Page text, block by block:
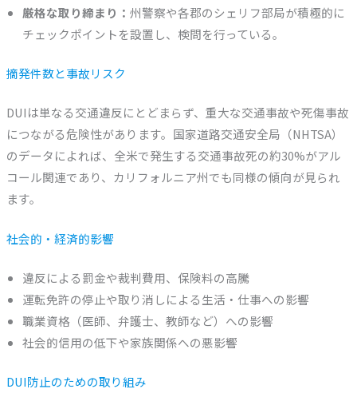
厳格な取り締まり： 州警察や各郡のシェリフ部局が積極的に
チェックポイントを設置し、検問を行っている。
摘発件数と事故リスク
DUIは単なる交通違反にとどまらず、重大な交通事故や死傷事故
につながる危険性があります。国家道路交通安全局（NHTSA）
のデータによれば、全米で発生する交通事故死の約30%がアル
コール関連であり、カリフォルニア州でも同様の傾向が見られ
ます。
社会的・経済的影響
違反による罰金や裁判費用、保険料の高騰
運転免許の停止や取り消しによる生活・仕事への影響
職業資格（医師、弁護士、教師など）への影響
社会的信用の低下や家族関係への悪影響
DUI防止のための取り組み